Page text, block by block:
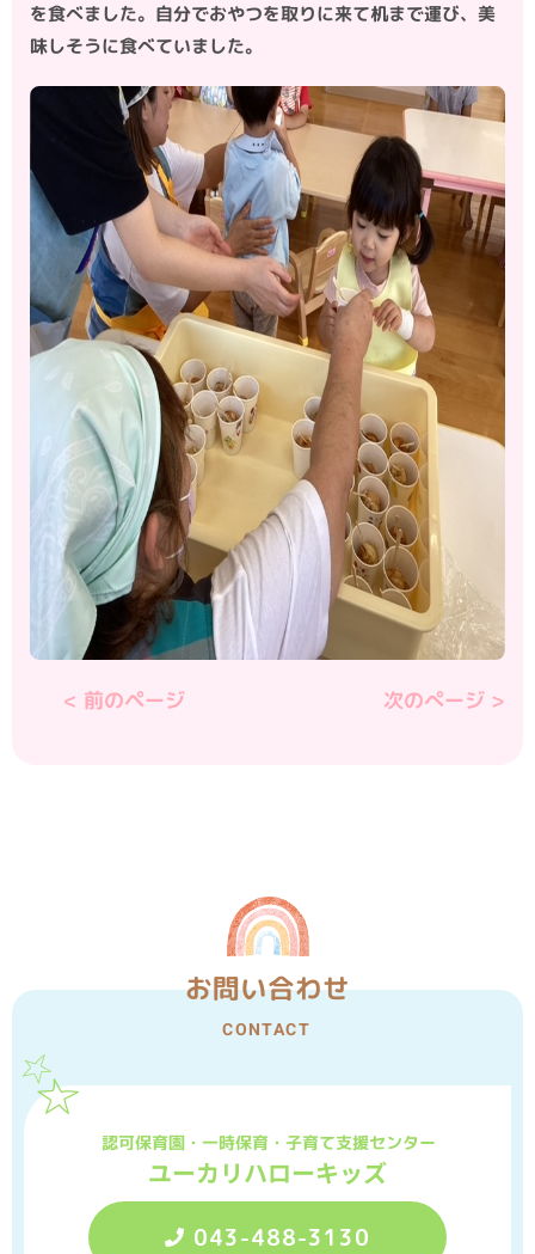
を食べました。自分でおやつを取りに来て机まで運び、美
味しそうに食べていました。
< 前のページ 次のぺージ >
お問い合わせ
CONTACT
認可保育園・一時保育・子育て支援センター
ユーカリハローキッズ
043-488-3130